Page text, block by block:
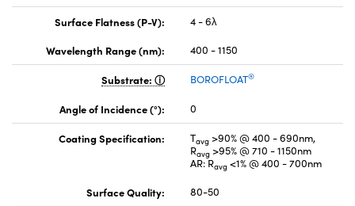
Surface Flatness (P-V):
4 - 6λ
Wavelength Range (nm):
400 - 1150
Substrate: BOROFLOAT®
Angle of Incidence (°): 0
Coating Specification: Tavg >90% @ 400 - 690nm,
Ravg >95% @ 710 - 1150nm
AR: Ravg <1% @ 400 - 700nm
Surface Quality:
80-50